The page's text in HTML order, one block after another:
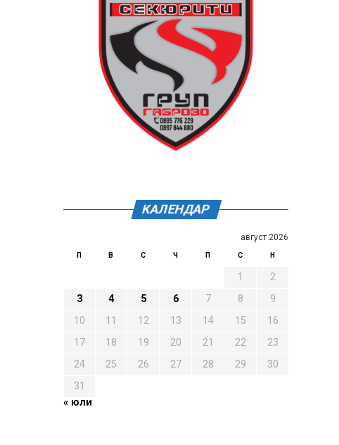
КАЛЕНДАР
август 2026
П В С Ч П С Н
1
2
3
4 5 6 7 8
9
10
11 12 13 14 15
16
17
18 19 20 21 22
23
24
25 26 27 28 29
30
31
« юли